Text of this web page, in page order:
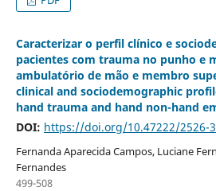
Caracterizar o perfil clínico e
pacientes com trauma no punho e
ambulatório de mão e membro
clinical and sociodemographic
hand trauma and hand non-hand
DOI: https://doi.org/10.47222/2526-
Fernanda Aparecida Campos, Luciane
Fernandes
499-508